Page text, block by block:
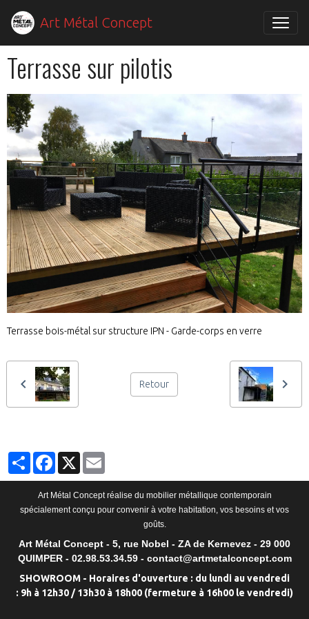
Art Métal Concept
Terrasse sur pilotis
Terrasse bois-métal sur structure IPN - Garde-corps en verre
Retour
PartagerFacebook
X
Art Métal Concept réalise du mobilier métallique contemporain
spécialement conçu pour convenir à votre habitation, vos besoins et vos
goûts.
Art Métal Concept - 5, rue Nobel - ZA de Kernevez - 29 000
QUIMPER - 02.98.53.34.59 - contact@artmetalconcept.com
SHOWROOM - Horaires d'ouverture : du lundi au vendredi
: 9h à 12h30 / 13h30 à 18h00 (fermeture à 16h00 le vendredi)